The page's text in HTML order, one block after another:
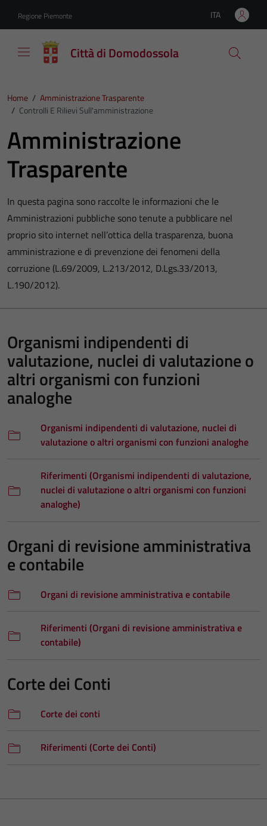
Regione Piemonte Lingua attiva:
ITA
Città di Domodossola
Home / Amministrazione Trasparente
/ Controlli E Rilievi Sull'amministrazione
Amministrazione
Trasparente
In questa pagina sono raccolte le informazioni che le
Amministrazioni pubbliche sono tenute a pubblicare nel
proprio sito internet nell’ottica della trasparenza, buona
amministrazione e di prevenzione dei fenomeni della
corruzione (L.69/2009, L.213/2012, D.Lgs.33/2013,
L.190/2012).
Organismi indipendenti di
valutazione, nuclei di valutazione o
altri organismi con funzioni
analoghe
Organismi indipendenti di valutazione, nuclei di
valutazione o altri organismi con funzioni analoghe
Riferimenti (Organismi indipendenti di valutazione,
nuclei di valutazione o altri organismi con funzioni
analoghe)
Organi di revisione amministrativa
e contabile
Organi di revisione amministrativa e contabile
Riferimenti (Organi di revisione amministrativa e
contabile)
Corte dei Conti
Corte dei conti
Riferimenti (Corte dei Conti)